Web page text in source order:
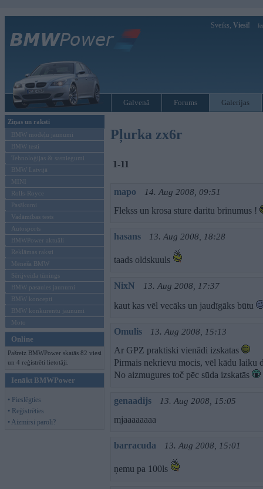
Sveiks, Viesi!
Galvenā Forums Galerijas
Ziņas un raksti
BMW modeļu jaunumi
BMW testi
Tehnoloģijas & sasniegumi
BMW Latvijā
MINI
Rolls-Royce
Pasākumi
Vadāmības tests
Autosports
BMWPower aktuāli
Reklāmas raksti
Mēneša BMW
Sērijveida tūnings
BMW pasaules jaunumi
BMW koncepti
BMW konkurentu jaunumi
Moto
Online
Pašreiz BMWPower skatās 82 viesi
un 4 reģistrēti lietotāji.
Ienākt BMWPower
• Pieslēgties
• Reģistrēties
• Aizmirsi paroli?
Pļurka zx6r
1-11
mapo 14. Aug 2008, 09:51
Flekss un krosa sture daritu brinumus !
hasans 13. Aug 2008, 18:28
taads oldskuuls
NixN 13. Aug 2008, 17:37
kaut kas vēl vecāks un jaudīgāks būtu
Omulis 13. Aug 2008, 15:13
Ar GPZ praktiski vienādi izskatas
Pirmais nekrievu mocis, vēl kādu laiku
No aizmugures toč pēc sūda izskatās
genaadijs 13. Aug 2008, 15:05
mjaaaaaaaa
barracuda 13. Aug 2008, 15:01
ņemu pa 100ls